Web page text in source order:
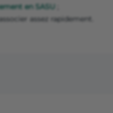
en SASU
assez rapidement.